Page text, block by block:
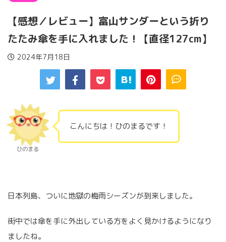
【感想／レビュー】富山サンダーという折り
たたみ傘を手に入れました！【直径127cm】
2024年7月18日
ひのまる
こんにちは！ひのまるです！
日本列島、ついに地獄の梅雨シーズンが到来しました。
街中では傘を手に外出している方をよく見かけるようになり
ましたね。